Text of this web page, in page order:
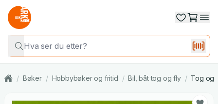
/ Bøker / Hobbybøker og fritid / Bil, båt tog og fly / Tog og